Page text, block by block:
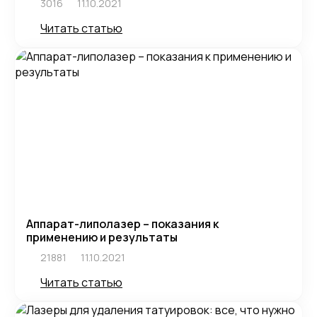
3016 11.10.2021
Читать статью
Аппарат-липолазер – показания к
применению и результаты
21881 11.10.2021
Читать статью